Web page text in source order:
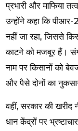
प्रभारी और माफिया
उन्होंने कहा कि पीआर-
नहीं जा रहा, जिससे
काटने को मजबूर हैं।
नाम पर किसानों को
और पैसे दोनों का
वहीं, सरकार की खरीद
धान केंद्रों पर